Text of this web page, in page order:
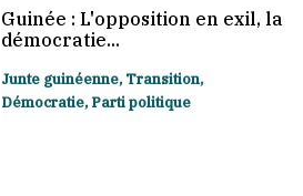
Guinée : L'opposition en exil, la
démocratie...
Junte guinéenne, Transition,
Démocratie, Parti politique